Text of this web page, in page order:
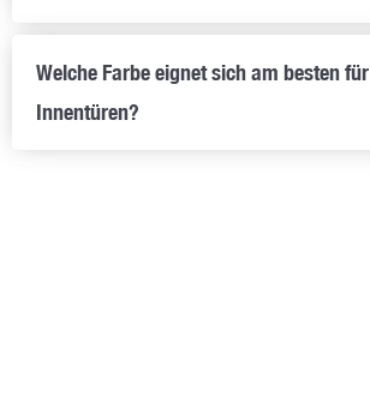
Welche Farbe eignet sich am besten für
Innentüren?